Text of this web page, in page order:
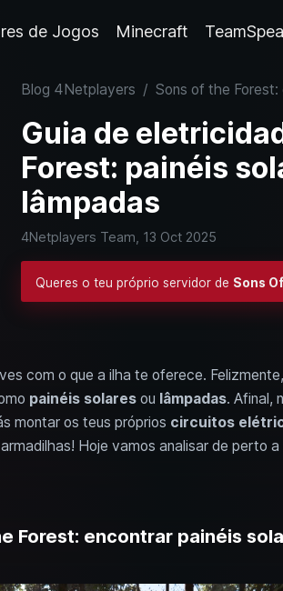
de Jogos Minecraft
Blog 4Netplayers / Sons of the Forest:
Guia de
Forest: painéis
lâmpadas
4Netplayers Team, 13 Oct 2025
Queres o teu próprio servidor de Sons
com o que a ilha te oferece.
painéis solaresou lâmpadas. Afinal,
montar os teus próprios circuitos
Hoje vamos analisar de perto a
Forest: encontrar painéis